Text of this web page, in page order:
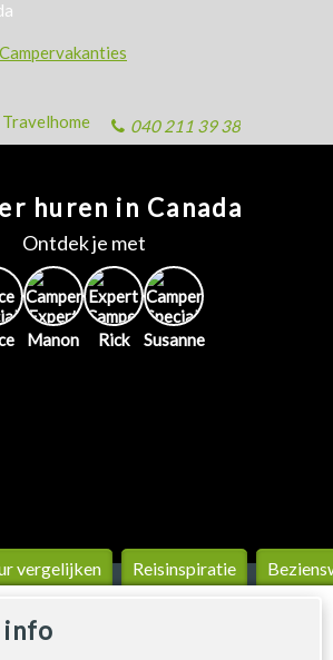
040 211 39 38
huren in Canada
Ontdek je met
Manon Rick Susanne
vergelijken Reis­inspiratie
info